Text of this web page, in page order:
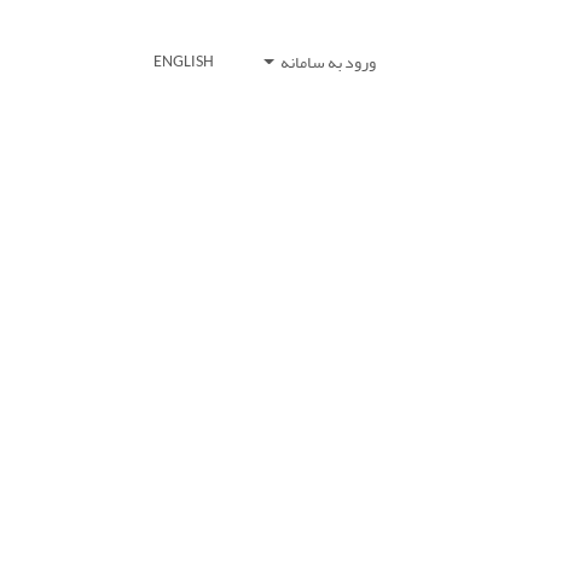
ورود به سامانه ENGLISH